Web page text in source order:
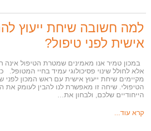
למה חשובה שיחת ייעוץ
אישית לפני טיפול?
במכון טמיר אנו מאמינים שמטרת הטיפול אינה
אלא לחולל שינוי פסיכולוגי עמיד בחיי המטופל.
מקיימים שיחת ייעוץ אישית עם ראש המכון
הטיפולי. שיחה זו מאפשרת לנו להבין לעומק את
הייחודיים שלכם, ולבחון את…
קרא עוד...